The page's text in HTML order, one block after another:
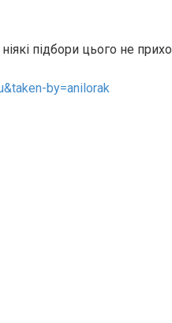
підбори цього не
by=anilorak